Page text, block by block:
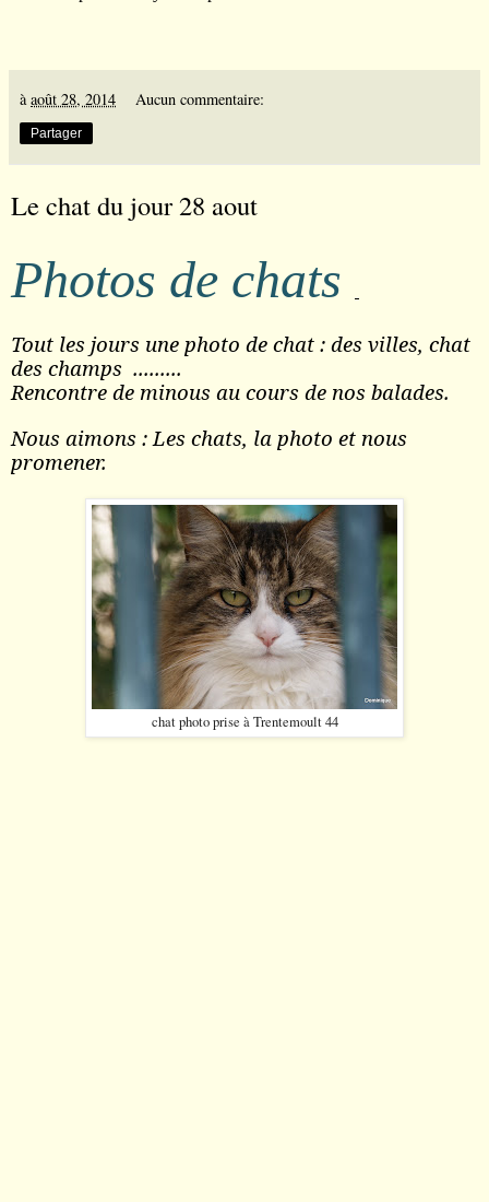
àaoût 28, 2014 Aucun commentaire:
Partager
Le chat du jour 28 aout
Photos de chats
Tout les jours une photo de chat : des villes, chat
des champs .........
Rencontre de minous au cours de nos balades.
Nous aimons : Les chats, la photo et nous
promener.
chat photo prise à Trentemoult 44